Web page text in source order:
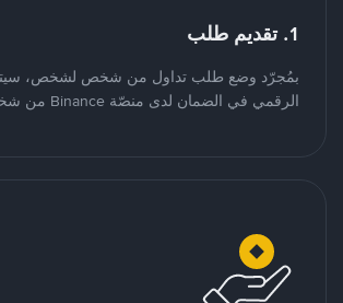
1. تقديم طلب
بمُجرّد وضع طلب تداول من شخص لشخص،
الرقمي في الضمان لدى منصّة Binance من شخص لشخص.